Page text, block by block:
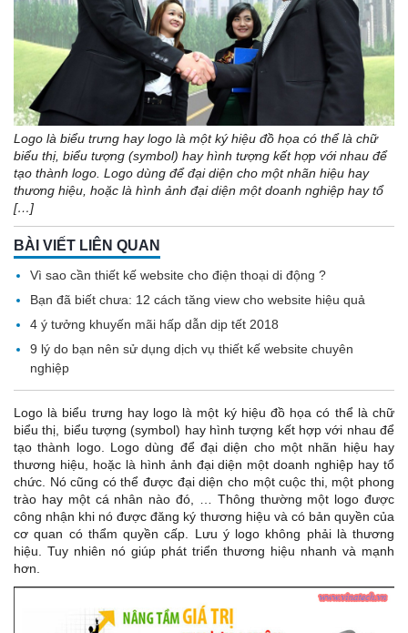
Logo là biểu trưng hay logo là một ký hiệu đồ họa có thể là chữ
biểu thị, biểu tượng (symbol) hay hình tượng kết hợp với nhau để
tạo thành logo. Logo dùng để đại diện cho một nhãn hiệu hay
thương hiệu, hoặc là hình ảnh đại diện một doanh nghiệp hay tổ
[…]
BÀI VIẾT LIÊN QUAN
Vì sao cần thiết kế website cho điện thoại di động ?
Bạn đã biết chưa: 12 cách tăng view cho website hiệu quả
4 ý tưởng khuyến mãi hấp dẫn dịp tết 2018
9 lý do bạn nên sử dụng dịch vụ thiết kế website chuyên
nghiệp
Logo là biểu trưng hay logo là một ký hiệu đồ họa có thể là chữ
biểu thị, biểu tượng (symbol) hay hình tượng kết hợp với nhau để
tạo thành logo. Logo dùng để đại diện cho một nhãn hiệu hay
thương hiệu, hoặc là hình ảnh đại diện một doanh nghiệp hay tổ
chức. Nó cũng có thể được đại diện cho một cuộc thi, một phong
trào hay một cá nhân nào đó, … Thông thường một logo được
công nhận khi nó được đăng ký thương hiệu và có bản quyền của
cơ quan có thẩm quyền cấp. Lưu ý logo không phải là thương
hiệu. Tuy nhiên nó giúp phát triển thương hiệu nhanh và mạnh
hơn.